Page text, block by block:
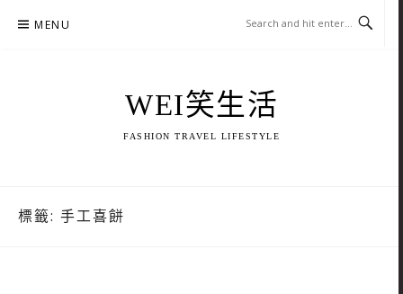
MENU
WEI笑生活
FASHION TRAVEL LIFESTYLE
標籤: 手工喜餅